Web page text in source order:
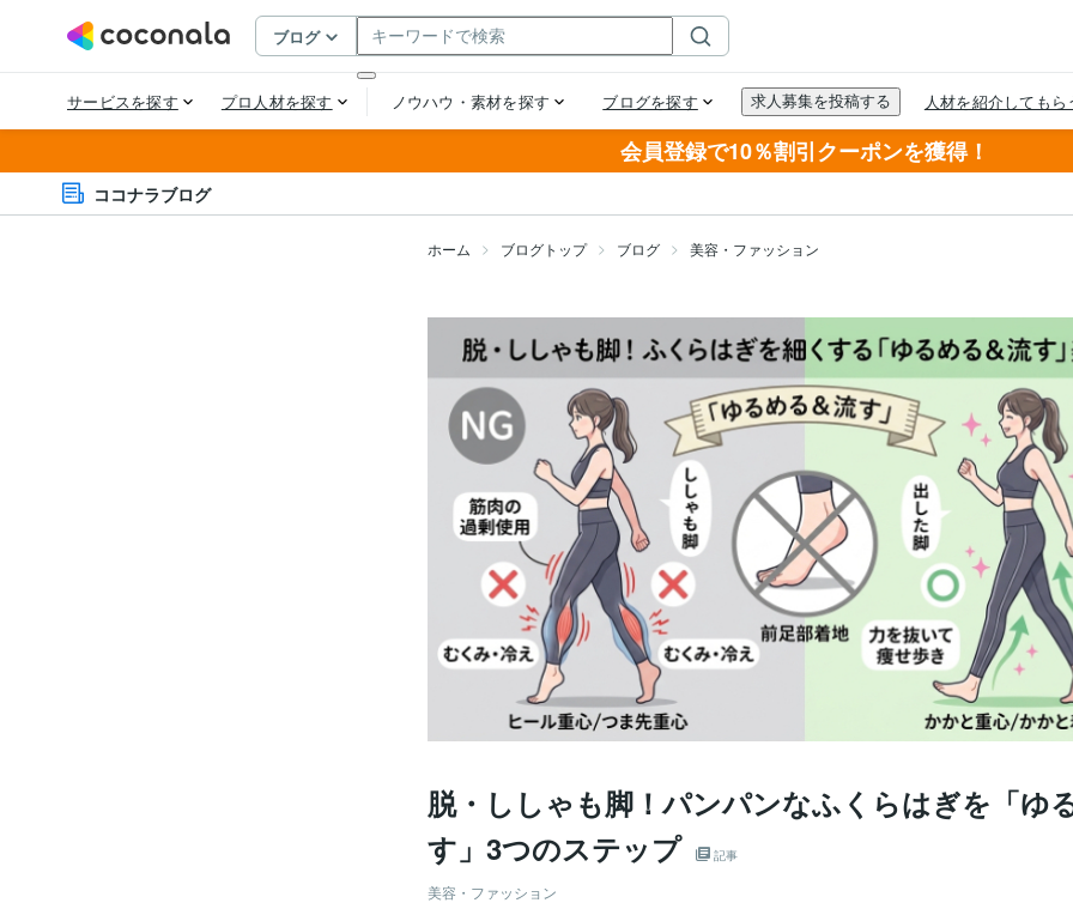
会員登録で10％割引クーポンを獲得！
ココナラブログ
ホーム ブログトップ ブログ 美容・ファッション
脱・ししゃも脚！パンパンなふくらはぎを「ゆ
す」3つのステップ
記事
美容・ファッション